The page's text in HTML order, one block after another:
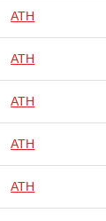
ATH
ATH
ATH
ATH
ATH